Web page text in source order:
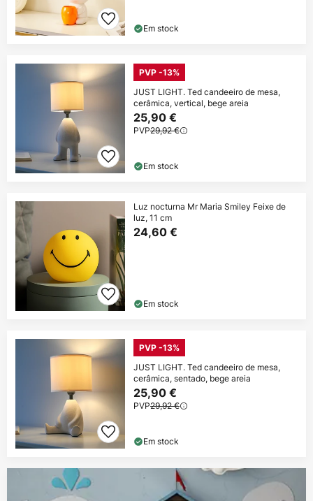
Em stock
PVP -13%
JUST LIGHT. Ted candeeiro de mesa,
cerâmica, vertical, bege areia
25,90 €
PVP29,92 €
Em stock
Luz nocturna Mr Maria Smiley Feixe de
luz, 11 cm
24,60 €
Em stock
PVP -13%
JUST LIGHT. Ted candeeiro de mesa,
cerâmica, sentado, bege areia
25,90 €
PVP29,92 €
Em stock